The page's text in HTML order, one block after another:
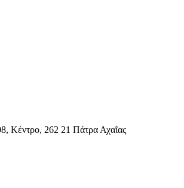
Κέντρο, 262 21 Πάτρα Αχαΐας